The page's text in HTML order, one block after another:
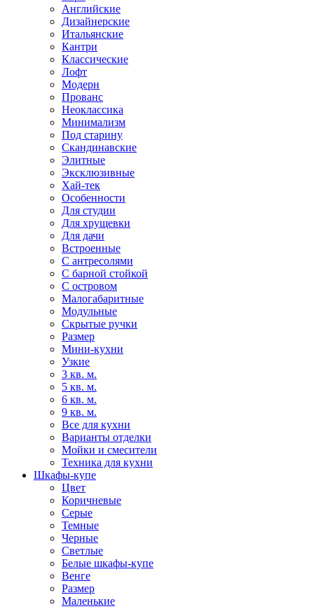
Английские
Дизайнерские
Итальянские
Кантри
Классические
Лофт
Модерн
Прованс
Неоклассика
Минимализм
Под старину
Скандинавские
Элитные
Эксклюзивные
Хай-тек
Особенности
Для студии
Для хрущевки
Для дачи
Встроенные
С антресолями
С барной стойкой
С островом
Малогабаритные
Модульные
Скрытые ручки
Размер
Мини-кухни
Узкие
3 кв. м.
5 кв. м.
6 кв. м.
9 кв. м.
Все для кухни
Варианты отделки
Мойки и смесители
Техника для кухни
Шкафы-купе
Цвет
Коричневые
Серые
Темные
Черные
Светлые
Белые шкафы-купе
Венге
Размер
Маленькие